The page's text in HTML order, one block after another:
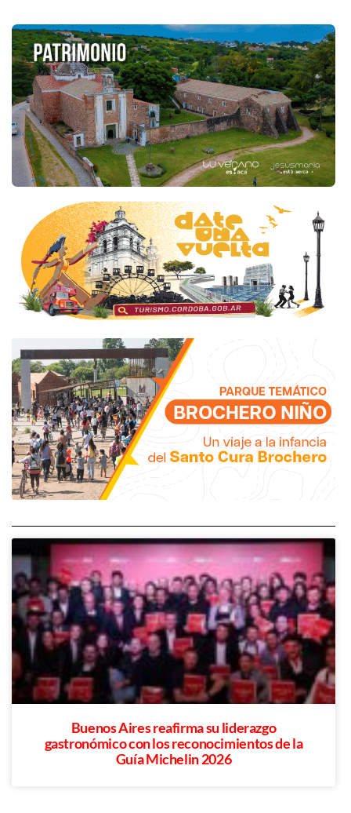
Buenos Aires reafirma su liderazgo
gastronómico con los reconocimientos de la
Guía Michelin 2026